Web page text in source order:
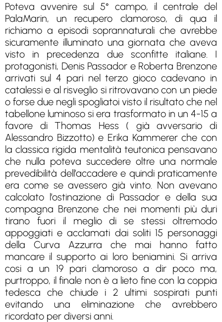
Poteva avvenire sul 5° campo, il centrale del
PalaMarin, un recupero clamoroso, di qua il
richiamo a episodi soprannaturali che avrebbe
sicuramente illuminato una giornata che aveva
visto in precedenza due sconfitte italiane. I
protagonisti, Denis Passador e Roberta Brenzone
arrivati sul 4 pari nel terzo gioco cadevano in
catalessi e al risveglio si ritrovavano con un piede
o forse due negli spogliatoi visto il risultato che nel
tabellone luminoso si era trasformato in un 4-15 a
favore di Thomas Hess ( già avversario di
Alessandro Bizzotto) e Erika Kammerer che con
la classica rigida mentalità teutonica pensavano
che nulla poteva succedere oltre una normale
prevedibilità dell’accadere e quindi praticamente
era come se avessero già vinto. Non avevano
calcolato l’ostinazione di Passador e della sua
compagna Brenzone che nei momenti più duri
tirano fuori il meglio di se stessi oltremodo
appoggiati e acclamati dai soliti 15 personaggi
della Curva Azzurra che mai hanno fatto
mancare il supporto ai loro beniamini. Si arriva
cosi a un 19 pari clamoroso a dir poco ma,
purtroppo, il finale non è a lieto fine con la coppia
tedesca che chiude i 2 ultimi sospirati punti
evitando una eliminazione che avrebbero
ricordato per diversi anni.